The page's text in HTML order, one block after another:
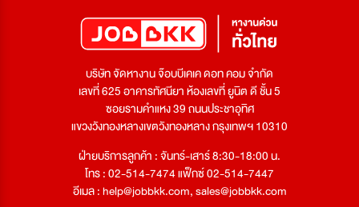
บริษัท จัดหางาน จ๊อบบีเคเค ดอท คอม จำกัด
เลขที่ 625 อาคารทัศนียา ห้องเลขที่ ยูนิต ดี ชั้น 5
ซอยรามคำแหง 39 ถนนประชาอุทิศ
แขวงวังทองหลางเขตวังทองหลาง กรุงเทพฯ 10310
ฝ่ายบริการลูกค้า : จันทร์-เสาร์ 8:30-18:00 น.
โทร : 02-514-7474 แฟ็กซ์ 02-514-7447
อีเมล :help@jobbkk.com,sales@jobbkk.com